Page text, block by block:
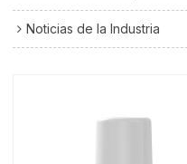
Noticias de la Industria